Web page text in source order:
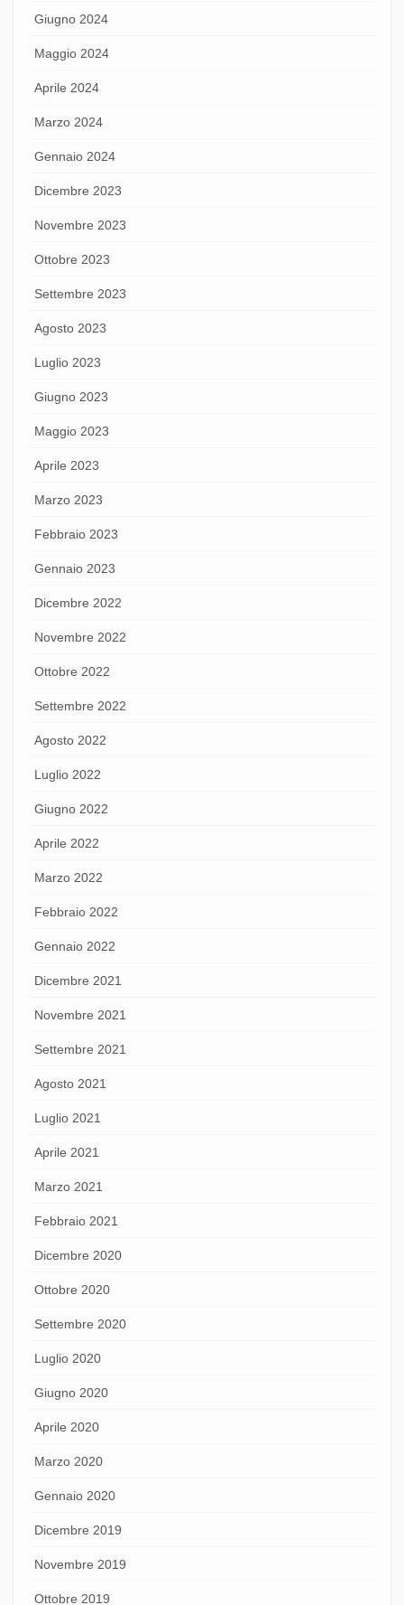
Giugno 2024
Maggio 2024
Aprile 2024
Marzo 2024
Gennaio 2024
Dicembre 2023
Novembre 2023
Ottobre 2023
Settembre 2023
Agosto 2023
Luglio 2023
Giugno 2023
Maggio 2023
Aprile 2023
Marzo 2023
Febbraio 2023
Gennaio 2023
Dicembre 2022
Novembre 2022
Ottobre 2022
Settembre 2022
Agosto 2022
Luglio 2022
Giugno 2022
Aprile 2022
Marzo 2022
Febbraio 2022
Gennaio 2022
Dicembre 2021
Novembre 2021
Settembre 2021
Agosto 2021
Luglio 2021
Aprile 2021
Marzo 2021
Febbraio 2021
Dicembre 2020
Ottobre 2020
Settembre 2020
Luglio 2020
Giugno 2020
Aprile 2020
Marzo 2020
Gennaio 2020
Dicembre 2019
Novembre 2019
Ottobre 2019